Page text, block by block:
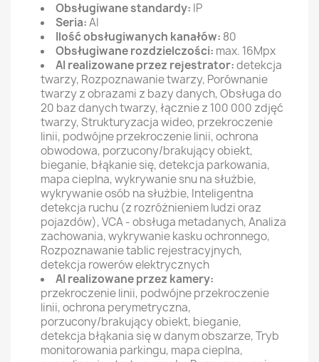
Obsługiwane standardy: IP
Seria:AI
Ilość obsługiwanych kanałów: 80
Obsługiwane rozdzielczości: max. 16Mpx
AI realizowane przez rejestrator:detekcja
twarzy, Rozpoznawanie twarzy, Porównanie
twarzy z obrazami z bazy danych, Obsługa do
20 baz danych twarzy, łącznie z 100 000 zdjęć
twarzy, Strukturyzacja wideo, przekroczenie
linii, podwójne przekroczenie linii, ochrona
obwodowa, porzucony/brakujący obiekt,
bieganie, błąkanie się, detekcja parkowania,
mapa cieplna, wykrywanie snu na służbie,
wykrywanie osób na służbie, Inteligentna
detekcja ruchu (z rozróżnieniem ludzi oraz
pojazdów), VCA - obsługa metadanych, Analiza
zachowania, wykrywanie kasku ochronnego,
Rozpoznawanie tablic rejestracyjnych,
detekcja rowerów elektrycznych
AI realizowane przez kamery:
przekroczenie linii, podwójne przekroczenie
linii, ochrona perymetryczna,
porzucony/brakujący obiekt, bieganie,
detekcja błąkania się w danym obszarze, Tryb
monitorowania parkingu, mapa cieplna,